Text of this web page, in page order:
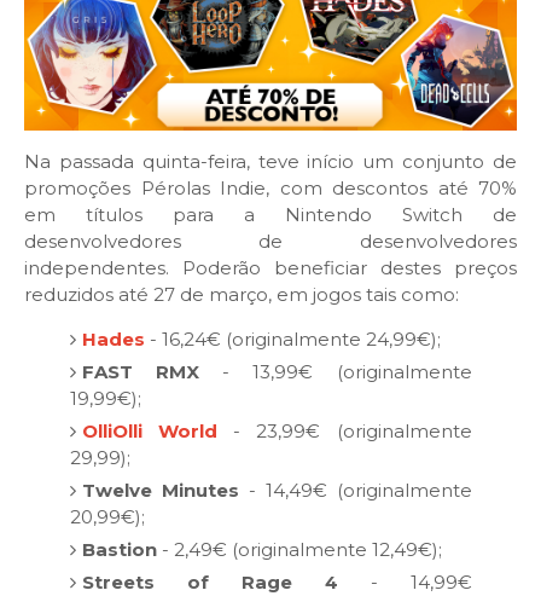
Na passada quinta-feira, teve início um conjunto de
promoções Pérolas Indie, com descontos até 70%
em títulos para a Nintendo Switch de
desenvolvedores de desenvolvedores
independentes. Poderão beneficiar destes preços
reduzidos até 27 de março, em jogos tais como:
Hades - 16,24€ (originalmente 24,99€);
FAST RMX- 13,99€ (originalmente
19,99€);
OlliOlli World - 23,99€ (originalmente
29,99);
Twelve Minutes - 14,49€ (originalmente
20,99€);
Bastion - 2,49€ (originalmente 12,49€);
Streets of Rage 4 - 14,99€